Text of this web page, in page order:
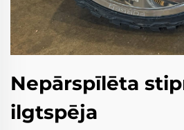
Nepārspīlēta
ilgtspēja